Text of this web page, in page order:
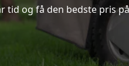
og få den bedste pris